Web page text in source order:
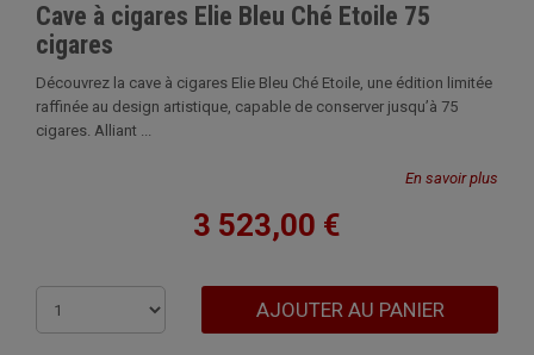
Cave à cigares Elie Bleu Ché Etoile 75
cigares
Découvrez la cave à cigares Elie Bleu Ché Etoile, une édition limitée
raffinée au design artistique, capable de conserver jusqu’à 75
cigares. Alliant ...
En savoir plus
3 523,00 €
AJOUTER AU PANIER